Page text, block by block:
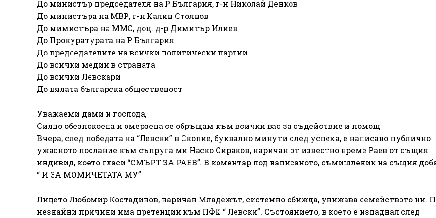
До министър председателя на Р България, г-н Николай Денков
До министъра на МВР, г-н Калин Стоянов
До мимистъра на ММС, доц. д-р Димитър Илиев
До Прокуратурата на Р България
До председателите на всички политически партии
До всички медии в страната
До всички Левскари
До цялата българска общественост
Уважаеми дами и господа,
Силно обезпокоена и омерзена се обръщам към всички вас за съдействие и помощ.
Вчера, след победата на “Левски” в Скопие, буквално минути след успеха, е написано публично
ужасното послание към съпруга ми Наско Сираков, наричан от известно време Раев от същия
индивид, което гласи “СМЪРТ ЗА РАЕВ”. В коментар под написаното, съмишленик на същия
“ И ЗА МОМИЧЕТАТА МУ”
Лицето Любомир Костадинов, наричан Младежът, системно обижда, унижава семейството ни.
незнайни причини има претенции към ПФК “ Левски”. Състоянието, в което е изпаднал след